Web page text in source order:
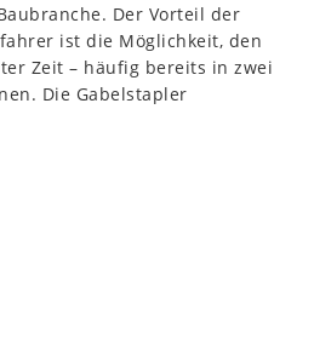
Der Vorteil der
ist die Möglichkeit, den
Zeit – häufig bereits in zwei
Die Gabelstapler